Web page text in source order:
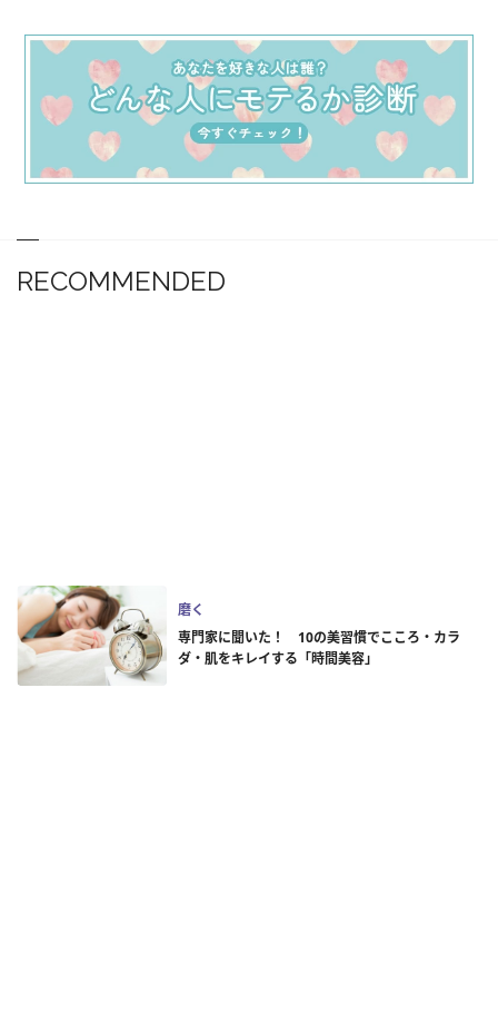
RECOMMENDED
磨く
専門家に聞いた！ 10の美習慣でこころ・カラ
ダ・肌をキレイする「時間美容」